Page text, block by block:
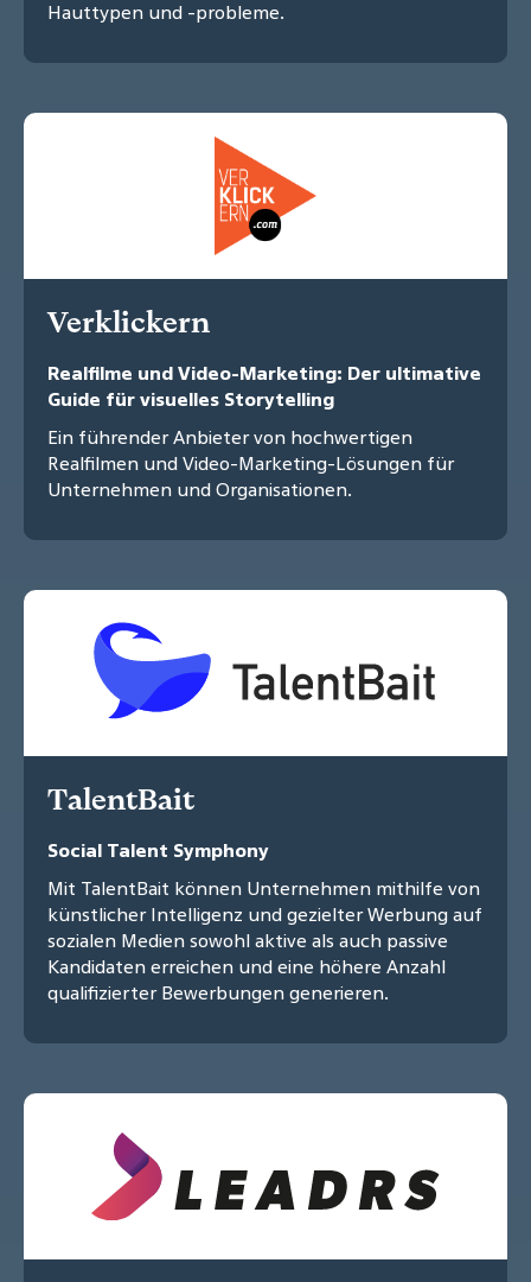
Hauttypen und -probleme.
Verklickern
Realfilme und Video-Marketing: Der ultimative
Guide für visuelles Storytelling
Ein führender Anbieter von hochwertigen
Realfilmen und Video-Marketing-Lösungen für
Unternehmen und Organisationen.
TalentBait
Social Talent Symphony
Mit TalentBait können Unternehmen mithilfe von
künstlicher Intelligenz und gezielter Werbung auf
sozialen Medien sowohl aktive als auch passive
Kandidaten erreichen und eine höhere Anzahl
qualifizierter Bewerbungen generieren.